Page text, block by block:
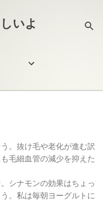
いよ
。抜け毛や老化が進む訳
毛細血管の減少を抑えた
シナモンの効果はちょっ
。私は毎朝ヨーグルトに